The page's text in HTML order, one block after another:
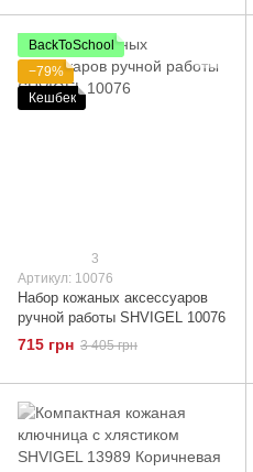
BackToSchool
−79%
Кешбек
3
Артикул: 10076
Набор кожаных аксессуаров
ручной работы SHVIGEL 10076
715 грн 3 405 грн